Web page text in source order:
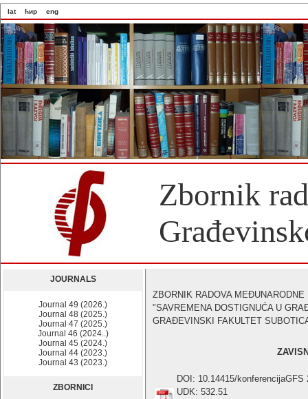
lat ћир eng
Zbornik
JOURNALS
Journal 49 (2026.)
Journal 48 (2025.)
Journal 47 (2025.)
Journal 46 (2024..)
Journal 45 (2024.)
Journal 44 (2023.)
Journal 43 (2023.)
ZBORNICI
ZBORNIK RADOVA
"SAVREMENA DOSTIGNUĆA U
GRAĐEVINSKI FAKULTET
DOI: 10.14415/konferencijaGFS
UDK: 532.51